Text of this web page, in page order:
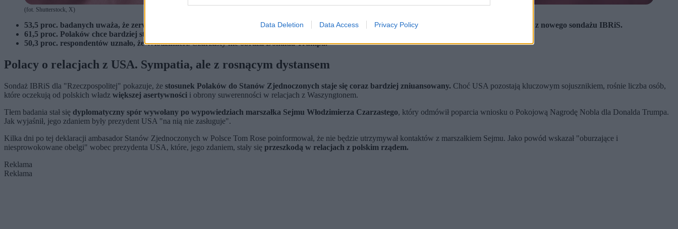
Data Deletion Data Access Privacy Policy
(fot. Shutterstock, X)
53,5 proc. badanych uważa, że zerwanie kontaktów ambasadora USA z marszałkiem Sejmu osłabia wiarygodność Ameryki jako sojusznika – wynika z nowego sondażu IBRiS.
61,5 proc. Polaków chce bardziej stanowczej postawy wobec USA. Tylko 21,4 proc. nie widzi potrzeby zmiany tonu w relacjach z Waszyngtonem.
50,3 proc. respondentów uznało, że Włodzimierz Czarzasty nie obraził Donalda Trumpa.
Polacy o relacjach z USA. Sympatia, ale z rosnącym dystansem
Sondaż IBRiS dla "Rzeczpospolitej" pokazuje, że stosunek Polaków do Stanów Zjednoczonych staje się coraz bardziej zniuansowany. Choć USA pozostają kluczowym sojusznikiem, rośnie liczba osób,
które oczekują od polskich władz większej asertywności i obrony suwerenności w relacjach z Waszyngtonem.
Tłem badania stał się dyplomatyczny spór wywołany po wypowiedziach marszałka Sejmu Włodzimierza Czarzastego, który odmówił poparcia wniosku o Pokojową Nagrodę Nobla dla Donalda Trumpa.
Jak wyjaśnił, jego zdaniem były prezydent USA "na nią nie zasługuje".
Kilka dni po tej deklaracji ambasador Stanów Zjednoczonych w Polsce Tom Rose poinformował, że nie będzie utrzymywał kontaktów z marszałkiem Sejmu. Jako powód wskazał "oburzające i
niesprowokowane obelgi" wobec prezydenta USA, które, jego zdaniem, stały się przeszkodą w relacjach z polskim rządem.
Reklama
Reklama